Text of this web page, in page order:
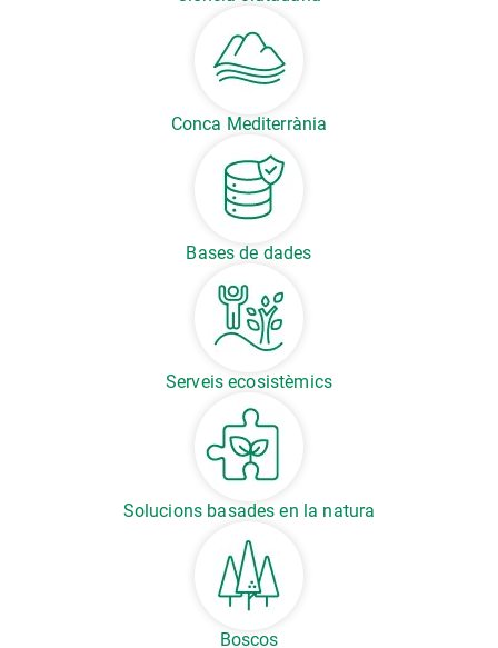
Conca Mediterrània
Bases de dades
Serveis ecosistèmics
Solucions basades en la natura
Boscos